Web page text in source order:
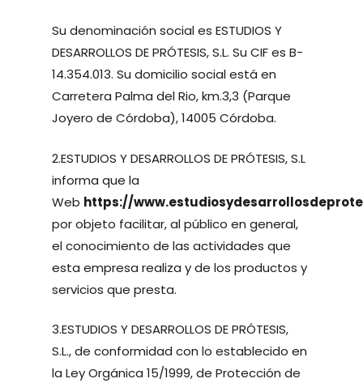
Su denominación social es ESTUDIOS Y
DESARROLLOS DE PRÓTESIS, S.L. Su CIF es B-
14.354.013. Su domicilio social está en
Carretera Palma del Rio, km.3,3 (Parque
Joyero de Córdoba), 14005 Córdoba.
2.ESTUDIOS Y DESARROLLOS DE PRÓTESIS, S.L
informa que la
Web https://
por objeto facilitar, al público en general,
el conocimiento de las actividades que
esta empresa realiza y de los productos y
servicios que presta.
3.ESTUDIOS Y DESARROLLOS DE PRÓTESIS,
S.L., de conformidad con lo establecido en
la Ley Orgánica 15/1999, de Protección de